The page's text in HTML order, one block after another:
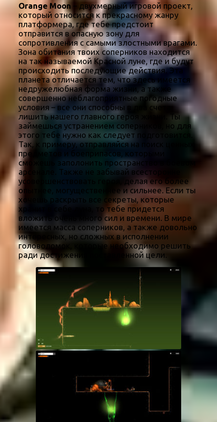
Orange Moon – двухмерный игровой проект,
который относится к прекрасному жанру
платформера, где тебе предстоит
отправится в опасную зону для
сопротивления с самыми злостными врагами.
Зона обитания твоих соперников находится
на так называемой Красной луне, где и будут
происходить последующие действия. Эта
планета отличается тем, что здесь имеется
недружелюбная форма жизни, а также
совершенно неблагоприятные погодные
условия – все они способны в два счета
лишить нашего главного героя жизни. Ты
займешься устранением соперников, но для
этого тебе нужно как следует подготовится.
Так, к примеру, отправляйся на поиск ценных
предметов и боеприпасов, которыми
сможешь заполонить пространство в боевом
арсенале. Также не забывай всесторонне
усовершенствовать героя, делая его более
опытнее, могущественнее и сильнее. Если ты
хочешь раскрыть все секреты, которые
хранит в себе луна, то тебе придется
вложить очень много сил и времени. В мире
имеется масса соперников, а также довольно
интересных, но сложных в исполнении
головоломок, которые необходимо решить
ради достижения поставленной цели.